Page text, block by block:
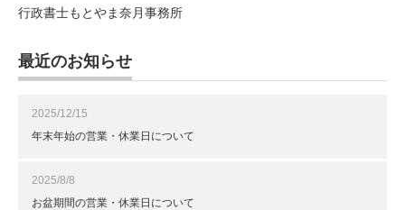
行政書士もとやま奈月事務所
最近のお知らせ
2025/12/15
年末年始の営業・休業日について
2025/8/8
お盆期間の営業・休業日について